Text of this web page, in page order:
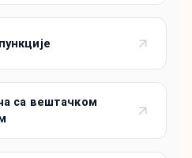
са вештачком